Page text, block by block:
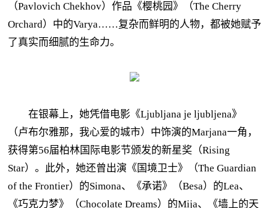
（Pavlovich Chekhov）作品《樱桃园》（The Cherry
Orchard）中的Varya……复杂而鲜明的人物，都被她赋予
了真实而细腻的生命力。
在银幕上，她凭借电影《Ljubljana je ljubljena》
（卢布尔雅那，我心爱的城市）中饰演的Marjana一角，
获得第56届柏林国际电影节颁发的新星奖（Rising
Star）。此外，她还曾出演《国境卫士》（The Guardian
of the Frontier）的Simona、《承诺》（Besa）的Lea、
《巧克力梦》（Chocolate Dreams）的Mija、《墙上的天